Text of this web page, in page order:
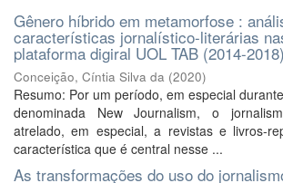
Gênero híbrido em metamorfose :
características jornalístico-literárias
plataforma digiral UOL TAB (2014-2018)
Conceição, Cíntia Silva da (2020)
Resumo: Por um período, em especial
denominada New Journalism, o
atrelado, em especial, a revistas e livros-
característica que é central nesse ...
As transformações do uso do